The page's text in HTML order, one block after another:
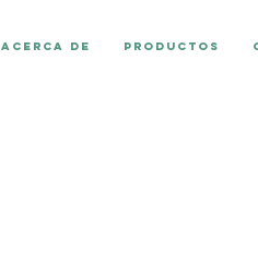
Acerca de PRODUCTOS